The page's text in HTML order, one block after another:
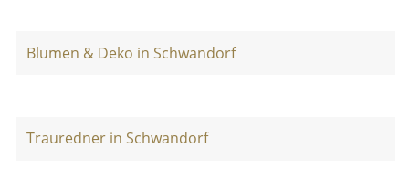
Blumen & Deko in Schwandorf
Trauredner in Schwandorf